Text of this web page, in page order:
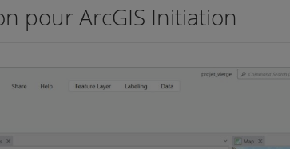
pour ArcGIS Initiation